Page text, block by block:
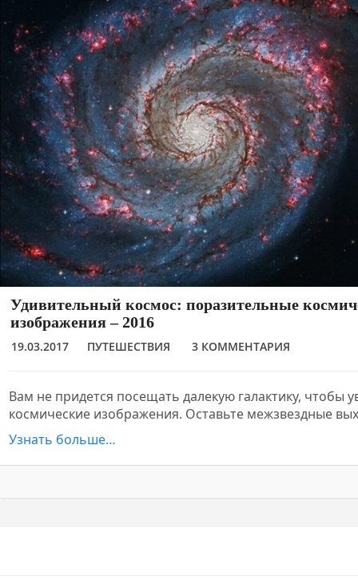
Удивительный космос: поразительные
изображения – 2016
19.03.2017 ПУТЕШЕСТВИЯ 3 КОММЕНТАРИЯ
Вам не придется посещать далекую галактику, чтобы
космические изображения. Оставьте межзвездные
Узнать больше…